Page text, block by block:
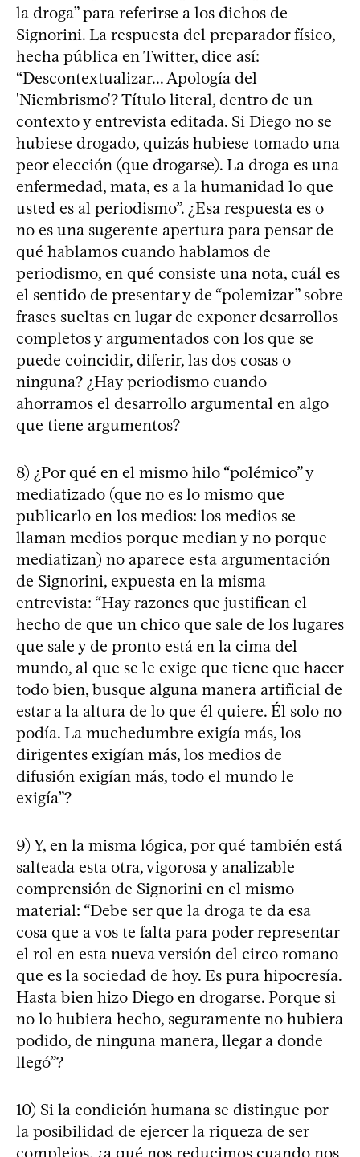
la droga” para referirse a los dichos de
Signorini. La respuesta del preparador físico,
hecha pública en Twitter, dice así:
“Descontextualizar... Apología del
'Niembrismo'? Título literal, dentro de un
contexto y entrevista editada. Si Diego no se
hubiese drogado, quizás hubiese tomado una
peor elección (que drogarse). La droga es una
enfermedad, mata, es a la humanidad lo que
usted es al periodismo”. ¿Esa respuesta es o
no es una sugerente apertura para pensar de
qué hablamos cuando hablamos de
periodismo, en qué consiste una nota, cuál es
el sentido de presentar y de “polemizar” sobre
frases sueltas en lugar de exponer desarrollos
completos y argumentados con los que se
puede coincidir, diferir, las dos cosas o
ninguna? ¿Hay periodismo cuando
ahorramos el desarrollo argumental en algo
que tiene argumentos?
8) ¿Por qué en el mismo hilo “polémico” y
mediatizado (que no es lo mismo que
publicarlo en los medios: los medios se
llaman medios porque median y no porque
mediatizan) no aparece esta argumentación
de Signorini, expuesta en la misma
entrevista: “Hay razones que justifican el
hecho de que un chico que sale de los lugares
que sale y de pronto está en la cima del
mundo, al que se le exige que tiene que hacer
todo bien, busque alguna manera artificial de
estar a la altura de lo que él quiere. Él solo no
podía. La muchedumbre exigía más, los
dirigentes exigían más, los medios de
difusión exigían más, todo el mundo le
exigía”?
9) Y, en la misma lógica, por qué también está
salteada esta otra, vigorosa y analizable
comprensión de Signorini en el mismo
material: “Debe ser que la droga te da esa
cosa que a vos te falta para poder representar
el rol en esta nueva versión del circo romano
que es la sociedad de hoy. Es pura hipocresía.
Hasta bien hizo Diego en drogarse. Porque si
no lo hubiera hecho, seguramente no hubiera
podido, de ninguna manera, llegar a donde
llegó”?
10) Si la condición humana se distingue por
la posibilidad de ejercer la riqueza de ser
complejos, ¿a qué nos reducimos cuando nos